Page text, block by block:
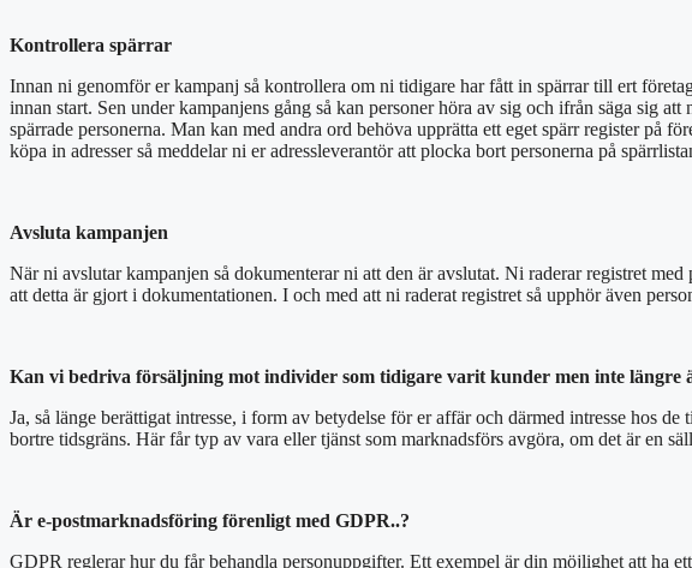
Kontrollera spärrar
Innan ni genomför er kampanj så kontrollera om ni tidigare har fått in spärrar till ert
innan start. Sen under kampanjens gång så kan personer höra av sig och ifrån säga sig
spärrade personerna. Man kan med andra ord behöva upprätta ett eget spärr register på
köpa in adresser så meddelar ni er adressleverantör att plocka bort personerna på
Avsluta kampanjen
När ni avslutar kampanjen så dokumenterar ni att den är avslutat. Ni raderar registret
att detta är gjort i dokumentationen. I och med att ni raderat registret så upphör även
Kan vi bedriva försäljning mot individer som tidigare varit kunder men inte längre
Ja, så länge berättigat intresse, i form av betydelse för er affär och därmed intresse hos
bortre tidsgräns. Här får typ av vara eller tjänst som marknadsförs avgöra, om det är en
Är e-postmarknadsföring förenligt med GDPR..?
GDPR reglerar hur du får behandla personuppgifter. Ett exempel är din möjlighet att ha